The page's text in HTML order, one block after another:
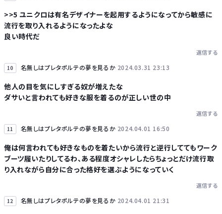
>>5 ユニクロは有名デザイナーを起用するようになってから敏感に
流行を取り入れるようになったよな
良い時代だ
返信する
10 名無しはプレタポルテの夢を見るか 2024.03.31 23:13
他人の目を気にしすぎる奴が増えたな
ダサいと言われても好きな服を着るのが正しい世の中
返信する
11 名無しはプレタポルテの夢を見るか 2024.04.01 16:50
俺は何言われても好きなものを着たいから流行と逆行しててもワーク
ブーツ履いたりしてるわ、ある程度オシャレしたらちょっとだけ流行取
り入れながら自分に合った格好を選ぶようになっていく
返信する
12 名無しはプレタポルテの夢を見るか 2024.04.01 21:31